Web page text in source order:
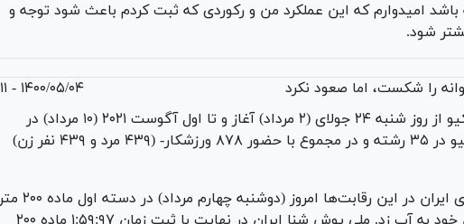
امیدوارم که این عملکرد من و رکوردی که ثبت کردم باعث شود توجه و
شود.
۱۴۰۰/۰۵/۰۴ - ۱۵:۱۱
مسابقات شنای المپیک توکیو از روز شنبه ۲۴ جولای (۲ مرداد) آغاز و تا اول آگوست ۲۰۲۱ (۱۰ مرداد) در
مرکز آبی آکواتیک شهر توکیو در ۳۵ رشته و در مجموع با حضور ۸۷۸ ورزشکار- (۴۳۹ مرد و ۴۳۹ نفر زن)
نماینده شنای ایران در این رقابت‌ها امروز (دوشنبه چهارم مرداد) در دسته اول ماده ۲۰۰ متر